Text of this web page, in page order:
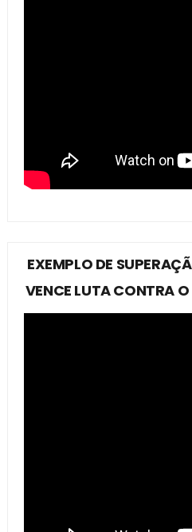
EXEMPLO DE
VENCE LUTA CONTRA